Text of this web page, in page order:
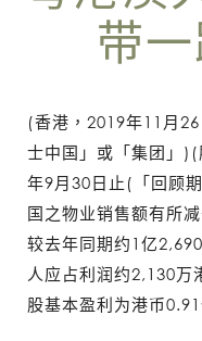
带
(香港，2019年11月26
士中国」或「集团」
年9月30日止(「回顾
国之物业销售额有所
较去年同期约1亿
人应占利润约2,130
股基本盈利为港币